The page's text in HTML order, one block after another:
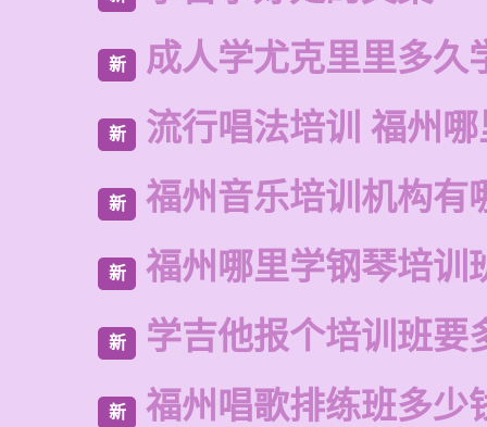
新 成人学尤克里里多久
新 流行唱法培训 福州
新 福州音乐培训机构有
新 福州哪里学钢琴培训
新 学吉他报个培训班要
新 福州唱歌排练班多少